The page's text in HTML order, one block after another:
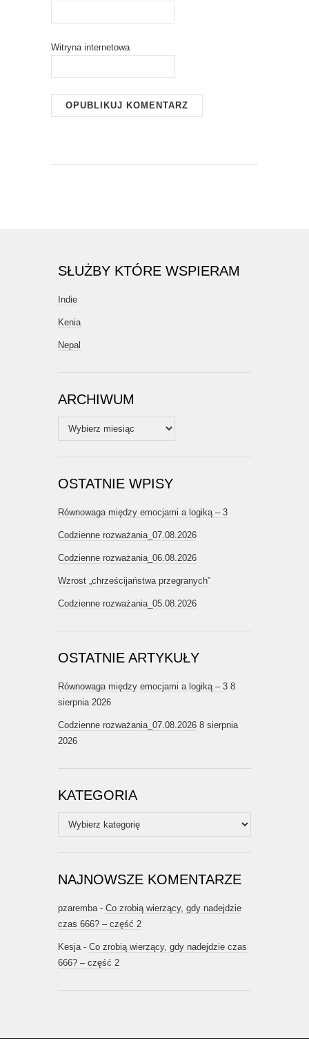
Witryna internetowa
SŁUŻBY KTÓRE WSPIERAM
Indie
Kenia
Nepal
ARCHIWUM
Archiwum
OSTATNIE WPISY
Równowaga między emocjami a logiką – 3
Codzienne rozważania_07.08.2026
Codzienne rozważania_06.08.2026
Wzrost „chrześcijaństwa przegranych”
Codzienne rozważania_05.08.2026
OSTATNIE ARTYKUŁY
Równowaga między emocjami a logiką – 3 8
sierpnia 2026
Codzienne rozważania_07.08.2026 8 sierpnia
2026
KATEGORIA
Kategoria
NAJNOWSZE KOMENTARZE
pzaremba- Co zrobią wierzący, gdy nadejdzie
czas 666? – część 2
Kesja- Co zrobią wierzący, gdy nadejdzie czas
666? – część 2